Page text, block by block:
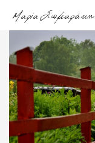
Μαρία Σωμαράκη
Αρχική
About
me